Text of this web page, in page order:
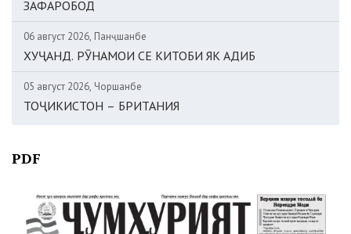
ЗАФАРОБОД
06 август 2026, Панҷшанбе
ХУҶАНД. РӮНАМОИ СЕ КИТОБИ ЯК АДИБ
05 август 2026, Чоршанбе
ТОҶИКИСТОН – БРИТАНИЯ
PDF